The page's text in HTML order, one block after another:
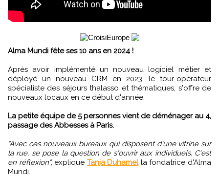
Alma Mundi fête ses 10 ans en 2024 !
Après avoir implémenté un nouveau logiciel métier et
déployé un nouveau CRM en 2023, le tour-opérateur
spécialiste des séjours thalasso et thématiques, s'offre de
nouveaux locaux en ce début d'année.
La petite équipe de 5 personnes vient de déménager au 4,
passage des Abbesses à Paris.
"Avec ces nouveaux bureaux qui disposent d'une vitrine sur
la rue, se pose la question de s'ouvrir aux individuels. C'est
en réflexion", explique Tanja Duhamella fondatrice d'Alma
Mundi.